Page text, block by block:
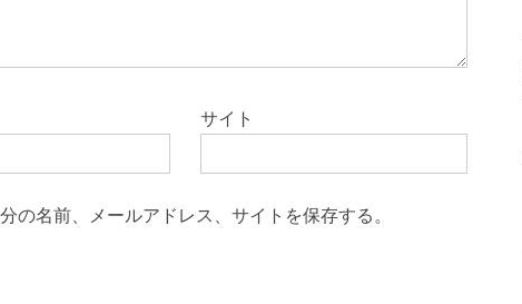
サイト
の名前、メールアドレス、サイトを保存する。